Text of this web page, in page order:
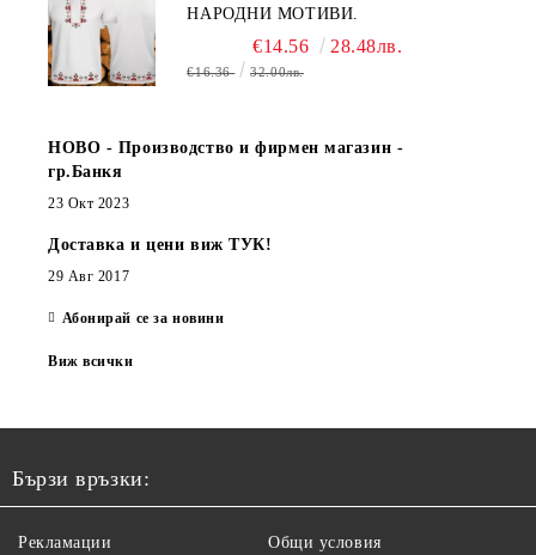
НАРОДНИ МОТИВИ.
€14.56 28.48лв.
€16.36 32.00лв.
НОВО - Производство и фирмен магазин -
гр.Банкя
23 Окт 2023
Доставка и цени виж ТУК!
29 Авг 2017
Абонирай се за новини
Виж всички
Бързи връзки:
Рекламации Общи условия